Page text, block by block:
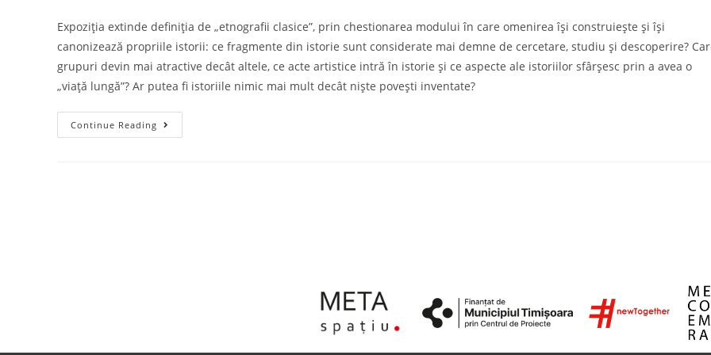
Expoziția extinde definiția de „etnografii clasice”, prin chestionarea modului în care omenirea își construiește și își
canonizează propriile istorii: ce fragmente din istorie sunt considerate mai demne de cercetare, studiu și descoperire?
grupuri devin mai atractive decât altele, ce acte artistice intră în istorie și ce aspecte ale istoriilor sfârșesc prin a avea o
„viață lungă”? Ar putea fi istoriile nimic mai mult decât niște povești inventate?
Continue Reading